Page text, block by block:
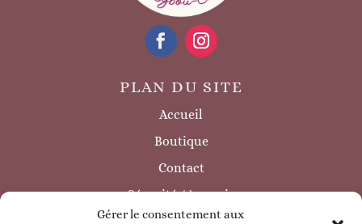
Gérer le consentement aux
PLAN DU SITE
Accueil
Boutique
Contact
Sécurité / à savoir
INFORMATIONS LÉGALES